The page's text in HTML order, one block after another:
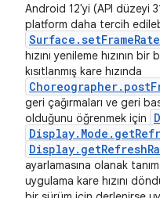
Android 12'yi (API düzeyi
platform daha tercih
hızını yenileme hızının
kısıtlanmış kare hızında
geri çağırmaları ve geri
olduğunu öğrenmek için
ayarlamasına olanak
uygulama kare hızını